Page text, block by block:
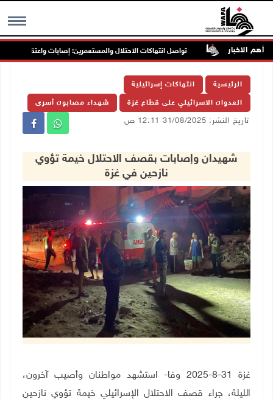
MENU أهم الاخبار
جنين تواصل انتهاكات الاحتلال والمستعمرين: إصابات واعتقالات
الرئيسية انتهاكات إسرائيلية
العدوان الاسرائيلي على قطاع غزة شهداء مصابون أسرى
تاريخ النشر: 31/08/2025 12:11 ص
شهيدان وإصابات بقصف الاحتلال خيمة تؤوي
نازحين في غزة
غزة 31-8-2025 وفا- استشهد مواطنان وأصيب آخرون،
الليلة، جراء قصف الاحتلال الإسرائيلي خيمة تؤوي نازحين